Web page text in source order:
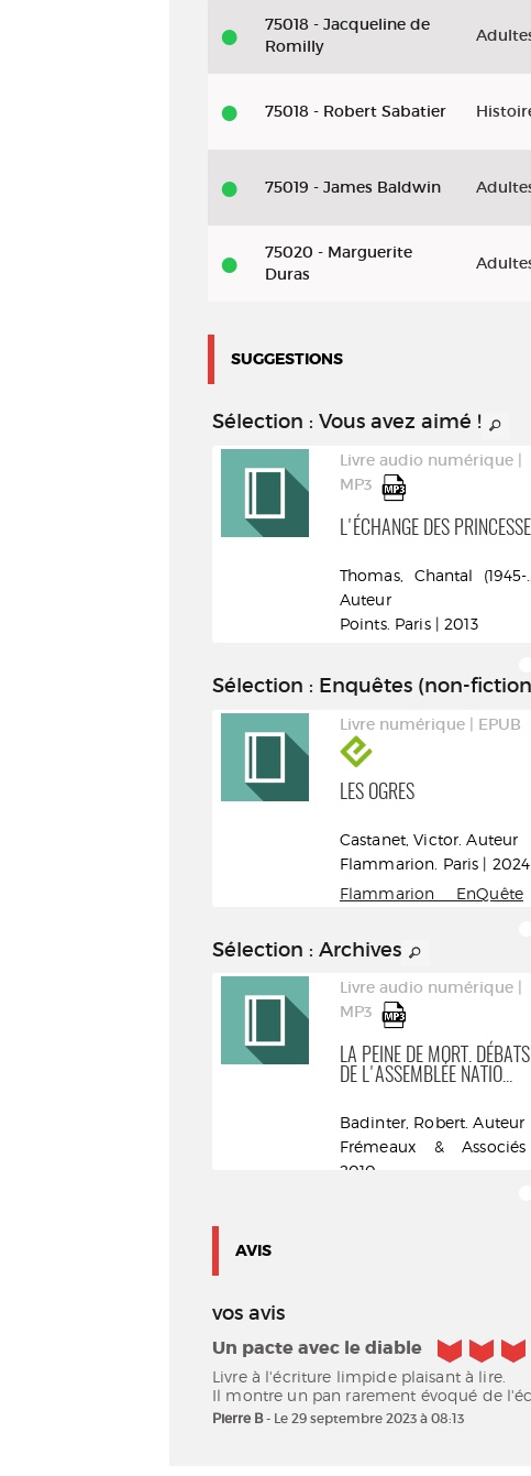
75018 - Jacqueline de
Romilly
75018 - Robert Sabatier
75019 - James Baldwin
75020 - Marguerite
Duras
SUGGESTIONS
Sélection : Vous avez aimé !
Livre audio numérique |
MP3
L'ÉCHANGE DES
Thomas, Chantal (1945-
Auteur
Points. Paris | 2013
; . Les
romans
Sélection : Enquêtes (non-
Livre numérique | EPUB
LES OGRES
Castanet, Victor. Auteur
Flammarion. Paris | 2024
Flammarion EnQuête
Sélection : Archives
Livre audio numérique |
MP3
LA PEINE DE MORT. DÉBATS
DE L'ASSEMBLÉE NATIO...
Badinter, Robert. Auteur
Frémeaux &
2010
AVIS
vos avis
Un pacte avec le diable 4/5
Livre à l'écriture limpide plaisant à lire.
Il montre un pan rarement évoqué de
Pierre B- Le 29 septembre 2023 à 08:13